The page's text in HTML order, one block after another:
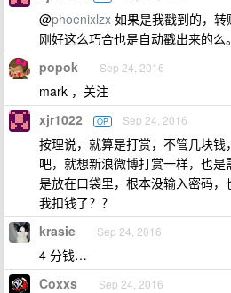
@phoenixlzx 如果是我戳到的，
刚好这么巧合也是自动戳出来的么
popok Sep 24, 2016
mark ，关注
xjr1022 OP Sep 24, 2016
按理说，就算是打赏，不管几块
吧，就想新浪微博打赏一样，也
是放在口袋里，根本没输入密码
我扣钱了？？
krasie Sep 24, 2016
4 分钱…
Coxxs Sep 24, 2016